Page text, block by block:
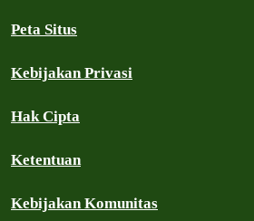
Peta Situs
Kebijakan Privasi
Hak Cipta
Ketentuan
Kebijakan Komunitas